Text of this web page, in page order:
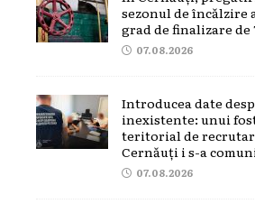
sezonul de încălzire
grad de finalizare de
07.08.2026
Introducea date
inexistente: unui
teritorial de
Cernăuți i s-a
07.08.2026